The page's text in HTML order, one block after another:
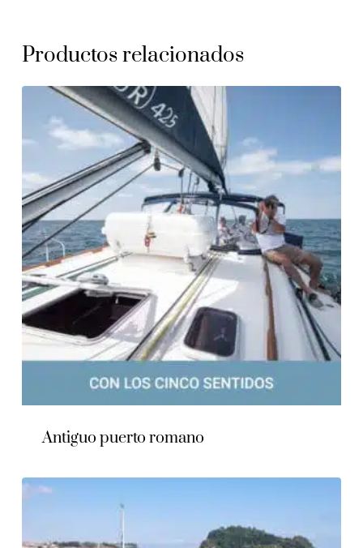
Productos relacionados
Antiguo puerto romano